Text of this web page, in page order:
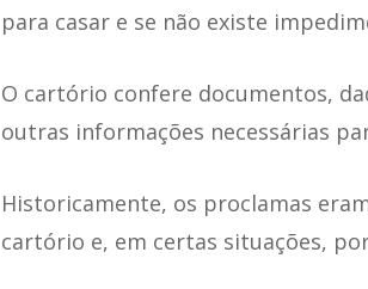
para casar e se não existe
O cartório confere documentos,
outras informações necessárias
Historicamente, os proclamas
cartório e, em certas situações,